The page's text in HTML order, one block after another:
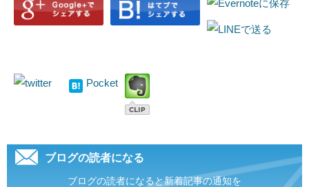
Pocket
ブログの読者になる
ブログの読者になると新着記事の通知を